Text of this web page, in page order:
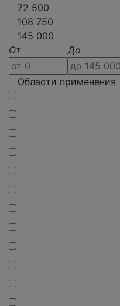
72 500
108 750
145 000
От
До
Области применения